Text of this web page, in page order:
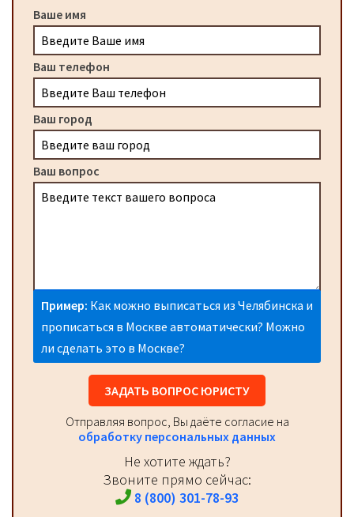
Ваше имя
Ваш телефон
Ваш город
Ваш вопрос
Пример: Как можно выписаться из Челябинска и
прописаться в Москве автоматически? Можно
ли сделать это в Москве?
ЗАДАТЬ ВОПРОС ЮРИСТУ
Отправляя вопрос, Вы даёте согласие на
обработку персональных данных
Не хотите ждать?
Звоните прямо сейчас:
8 (800) 301-78-93